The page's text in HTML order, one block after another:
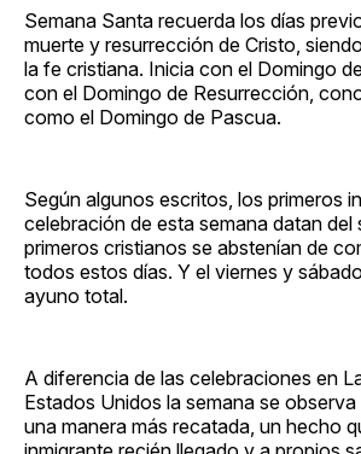
Semana Santa recuerda los días
muerte y resurrección de Cristo,
la fe cristiana. Inicia con el Domingo
con el Domingo de Resurrección,
como el Domingo de Pascua.
Según algunos escritos, los primeros
celebración de esta semana datan del
primeros cristianos se abstenían de
todos estos días. Y el viernes y
ayuno total.
A diferencia de las celebraciones en
Estados Unidos la semana se
una manera más recatada, un hecho